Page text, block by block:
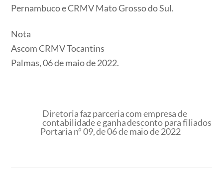
Pernambuco e CRMV Mato Grosso do Sul.
Nota
Ascom CRMV Tocantins
Palmas, 06 de maio de 2022.
Diretoria faz parceria com empresa de
contabilidade e ganha desconto para filiados
Portaria nº 09, de 06 de maio de 2022